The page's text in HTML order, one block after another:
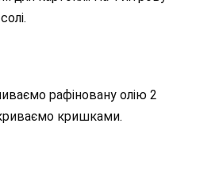
рафіновану олію 2
кришками.